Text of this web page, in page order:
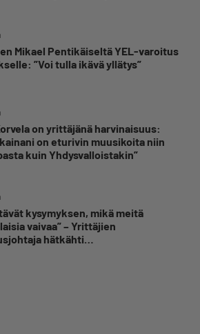
Mikael Pentikäiseltä YEL-varoitus
”Voi tulla ikävä yllätys”
on yrittäjänä harvinaisuus:
on eturivin muusikoita niin
kuin Yhdysvalloistakin”
kysymyksen, mikä meitä
vaivaa” – Yrittäjien
hätkähti